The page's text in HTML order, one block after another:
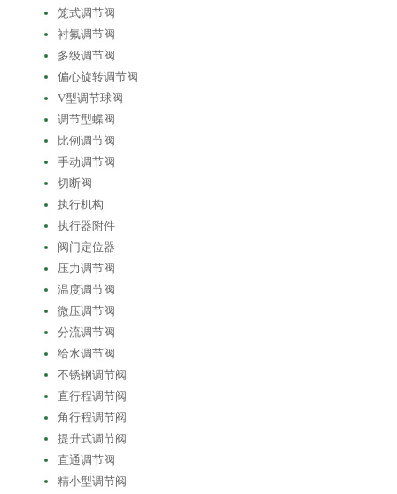
笼式调节阀
衬氟调节阀
多级调节阀
偏心旋转调节阀
V型调节球阀
调节型蝶阀
比例调节阀
手动调节阀
切断阀
执行机构
执行器附件
阀门定位器
压力调节阀
温度调节阀
微压调节阀
分流调节阀
给水调节阀
不锈钢调节阀
直行程调节阀
角行程调节阀
提升式调节阀
直通调节阀
精小型调节阀